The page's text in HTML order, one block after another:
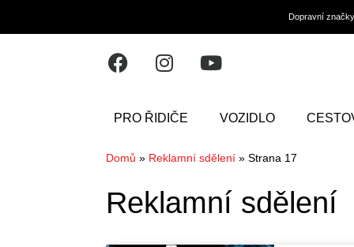
Dopravní značky
PRO ŘIDIČE VOZIDLO
Domů » Reklamní sdělení » Strana 17
Reklamní sdělení